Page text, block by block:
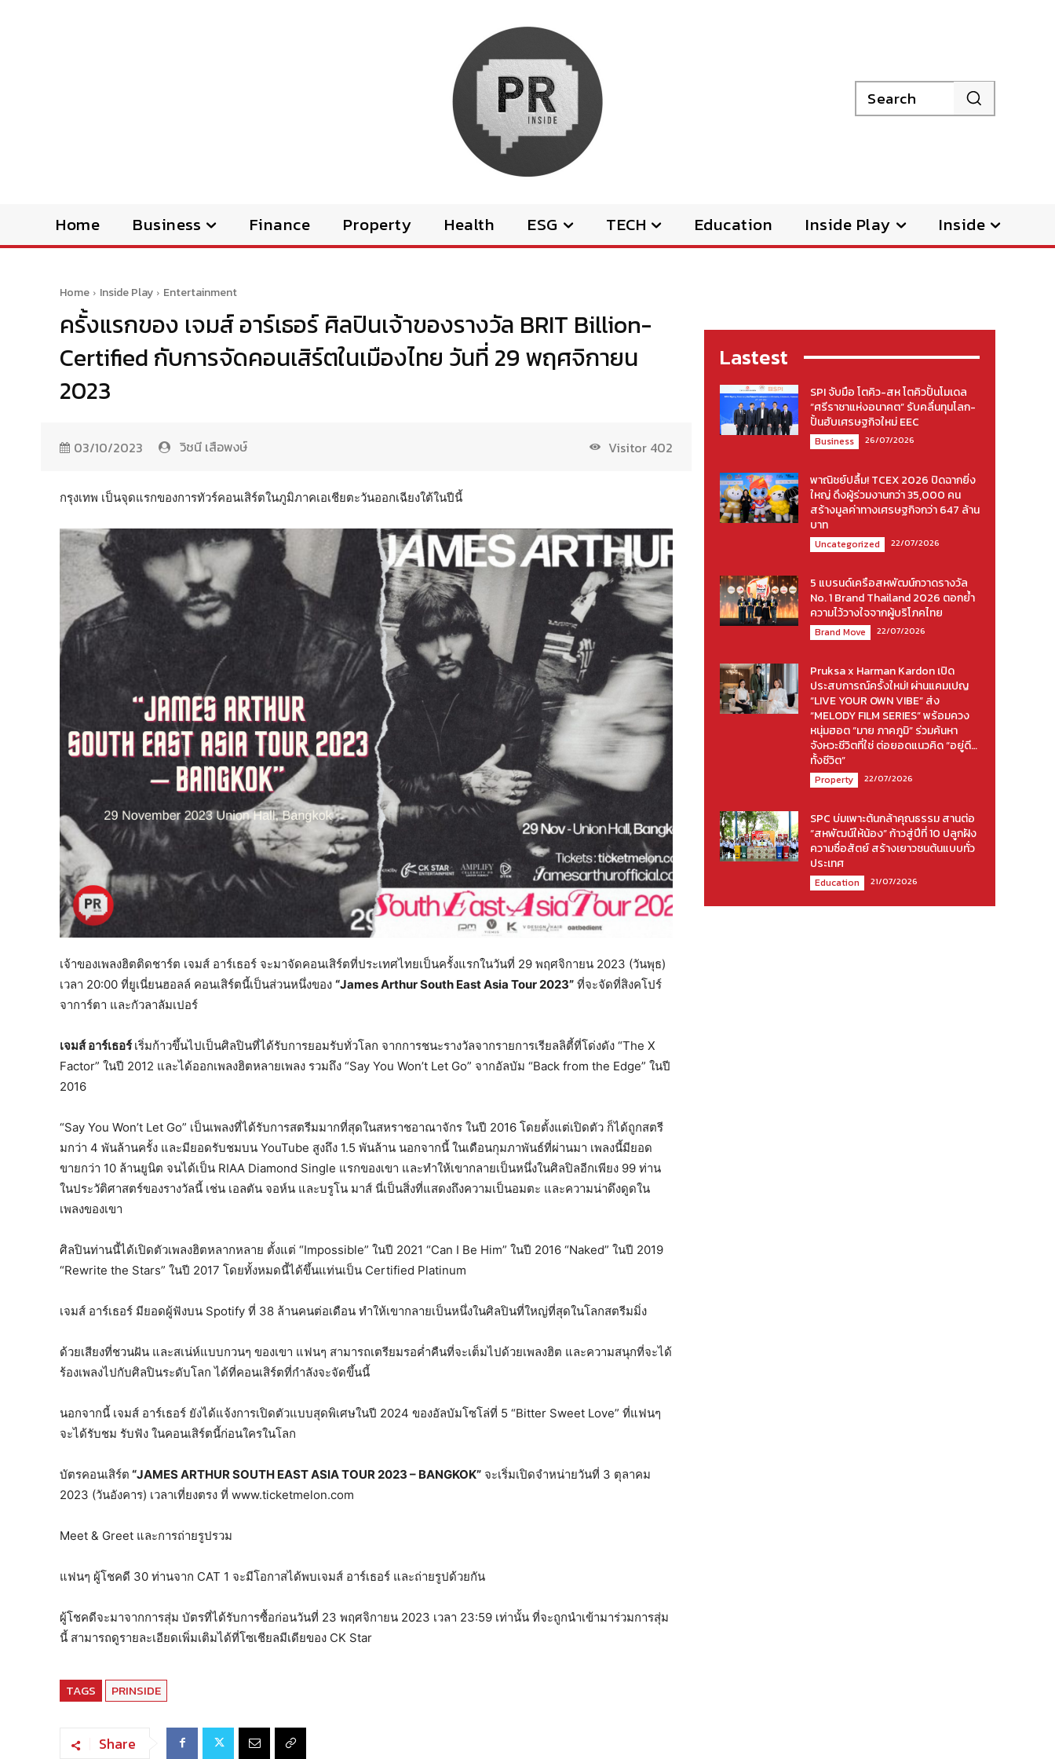
Search
Home Business Finance Property Health ESG TECH Education Inside Play Inside
Home Inside Play Entertainment
ครั้งแรกของ เจมส์ อาร์เธอร์ ศิลปินเจ้าของรางวัล BRIT Billion-
Certified กับการจัดคอนเสิร์ตในเมืองไทย วันที่ 29 พฤศจิกายน
2023
03/10/2023 วิชนี เสือพงษ์ Visitor 402
กรุงเทพ เป็นจุดแรกของการทัวร์คอนเสิร์ตในภูมิภาคเอเชียตะวันออกเฉียงใต้ในปีนี้
เจ้าของเพลงฮิตติดชาร์ต เจมส์ อาร์เธอร์ จะมาจัดคอนเสิร์ตที่ประเทศไทยเป็นครั้งแรกในวันที่ 29 พฤศจิกายน 2023 (วันพุธ)
เวลา 20:00 ที่ยูเนี่ยนฮอลล์ คอนเสิร์ตนี้เป็นส่วนหนึ่งของ “James Arthur South East Asia Tour 2023” ที่จะจัดที่สิงคโปร์
จาการ์ตา และกัวลาลัมเปอร์
เจมส์ อาร์เธอร์เริ่มก้าวขึ้นไปเป็นศิลปินที่ได้รับการยอมรับทั่วโลก จากการชนะรางวัลจากรายการเรียลลิตี้ที่โด่งดัง “The X
Factor” ในปี 2012 และได้ออกเพลงฮิตหลายเพลง รวมถึง “Say You Won’t Let Go” จากอัลบัม “Back from the Edge” ในปี
2016
“Say You Won’t Let Go” เป็นเพลงที่ได้รับการสตรีมมากที่สุดในสหราชอาณาจักร ในปี 2016 โดยตั้งแต่เปิดตัว ก็ได้ถูกสตรี
มกว่า 4 พันล้านครั้ง และมียอดรับชมบน YouTube สูงถึง 1.5 พันล้าน นอกจากนี้ ในเดือนกุมภาพันธ์ที่ผ่านมา เพลงนี้มียอด
ขายกว่า 10 ล้านยูนิต จนได้เป็น RIAA Diamond Single แรกของเขา และทำให้เขากลายเป็นหนึ่งในศิลปิลอีกเพียง 99 ท่าน
ในประวัติศาสตร์ของรางวัลนี้ เช่น เอลตัน จอห์น และบรูโน มาส์ นี่เป็นสิ่งที่แสดงถึงความเป็นอมตะ และความน่าดึงดูดใน
เพลงของเขา
ศิลปินท่านนี้ได้เปิดตัวเพลงฮิตหลากหลาย ตั้งแต่ “Impossible” ในปี 2021 “Can I Be Him” ในปี 2016 “Naked” ในปี 2019
“Rewrite the Stars” ในปี 2017 โดยทั้งหมดนี้ได้ขึ้นแท่นเป็น Certified Platinum
เจมส์ อาร์เธอร์ มียอดผู้ฟังบน Spotify ที่ 38 ล้านคนต่อเดือน ทำให้เขากลายเป็นหนึ่งในศิลปินที่ใหญ่ที่สุดในโลกสตรีมมิ่ง
ด้วยเสียงที่ชวนฝัน และสเน่ห์แบบกวนๆ ของเขา แฟนๆ สามารถเตรียมรอค่ำคืนที่จะเต็มไปด้วยเพลงฮิต และความสนุกที่จะได้
ร้องเพลงไปกับศิลปินระดับโลก ได้ที่คอนเสิร์ตที่กำลังจะจัดขึ้นนี้
นอกจากนี้ เจมส์ อาร์เธอร์ ยังได้แจ้งการเปิดตัวแบบสุดพิเศษในปี 2024 ของอัลบัมโซโล่ที่ 5 “Bitter Sweet Love” ที่แฟนๆ
จะได้รับชม รับฟัง ในคอนเสิร์ตนี้ก่อนใครในโลก
บัตรคอนเสิร์ต “JAMES ARTHUR SOUTH EAST ASIA TOUR 2023 – BANGKOK” จะเริ่มเปิดจำหน่ายวันที่ 3 ตุลาคม
2023 (วันอังคาร) เวลาเที่ยงตรง ที่ www.ticketmelon.com
Meet & Greet และการถ่ายรูปรวม
แฟนๆ ผู้โชคดี 30 ท่านจาก CAT 1 จะมีโอกาสได้พบเจมส์ อาร์เธอร์ และถ่ายรูปด้วยกัน
ผู้โชคดีจะมาจากการสุ่ม บัตรที่ได้รับการซื้อก่อนวันที่ 23 พฤศจิกายน 2023 เวลา 23:59 เท่านั้น ที่จะถูกนำเข้ามาร่วมการสุ่ม
นี้ สามารถดูรายละเอียดเพิ่มเติมได้ที่โซเชียลมีเดียของ CK Star
TAGS PRINSIDE
Share
Lastest
SPI จับมือ โตคิว-สห โตคิวปั้นโมเดล
“ศรีราชาแห่งอนาคต” รับคลื่นทุนโลก-
ปั้นฮับเศรษฐกิจใหม่ EEC
Business 26/07/2026
พาณิชย์ปลื้ม! TCEX 2026 ปิดฉากยิ่ง
ใหญ่ ดึงผู้ร่วมงานกว่า 35,000 คน
สร้างมูลค่าทางเศรษฐกิจกว่า 647 ล้าน
บาท
Uncategorized 22/07/2026
5 แบรนด์เครือสหพัฒน์กวาดรางวัล
No. 1 Brand Thailand 2026 ตอกย้ำ
ความไว้วางใจจากผู้บริโภคไทย
Brand Move 22/07/2026
Pruksa x Harman Kardon เปิด
ประสบการณ์ครั้งใหม่! ผ่านแคมเปญ
“LIVE YOUR OWN VIBE” ส่ง
“MELODY FILM SERIES” พร้อมควง
หนุ่มฮอต “มาย ภาคภูมิ” ร่วมค้นหา
จังหวะชีวิตที่ใช่ ต่อยอดแนวคิด “อยู่ดี…
ทั้งชีวิต”
Property 22/07/2026
SPC บ่มเพาะต้นกล้าคุณธรรม สานต่อ
“สหพัฒน์ให้น้อง” ก้าวสู่ปีที่ 10 ปลูกฝัง
ความซื่อสัตย์ สร้างเยาวชนต้นแบบทั่ว
ประเทศ
Education 21/07/2026